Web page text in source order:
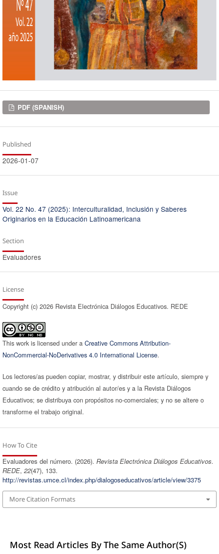
Downloads
PDF (SPANISH)
Published
2026-01-07
Issue
Vol. 22 No. 47 (2025): Interculturalidad, Inclusión y Saberes
Originarios en la Educación Latinoamericana
Section
Evaluadores
License
Copyright (c) 2026 Revista Electrónica Diálogos Educativos. REDE
This work is licensed under a Creative Commons Attribution-
NonCommercial-NoDerivatives 4.0 International License.
Los lectores/as pueden copiar, mostrar, y distribuir este artículo, siempre y
cuando se de crédito y atribución al autor/es y a la Revista Diálogos
Educativos; se distribuya con propósitos no-comerciales; y no se altere o
transforme el trabajo original.
How To Cite
Evaluadores del número. (2026). Revista Electrónica Diálogos Educativos.
REDE, 22(47), 133.
http://revistas.umce.cl/index.php/dialogoseducativos/article/view/3375
More Citation Formats
Most Read Articles By The Same Author(s)